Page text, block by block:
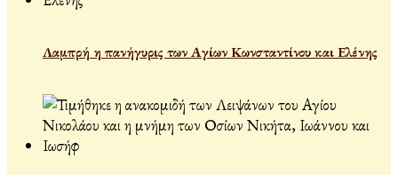
Λαμπρή η πανήγυρις των Αγίων Κωνσταντίνου και Ελένης